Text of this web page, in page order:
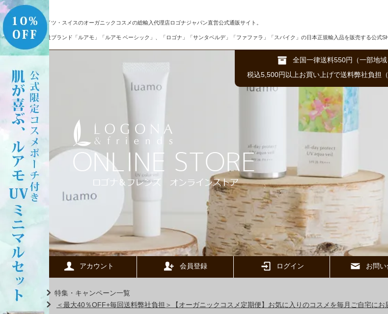
ドイツ・スイスのオーガニックコスメの総輸入代理店ロゴナジャパン直営公式通販サイト。
自社ブランド「ルアモ」「ルアモ ベーシック」、「ロゴナ」「サンタベルデ」「ファファラ」「スパイク」の日本正規輸入品を販売する公式
全国一律送料550円（一部地域
税込5,500円以上お買い上げで送料弊社負担（
アカウント 会員登録 ログイン お問
特集・キャンペーン一覧
＜最大40％OFF+毎回送料弊社負担＞【オーガニックコスメ定期便】お気に入りのコスメを毎月ご自宅に